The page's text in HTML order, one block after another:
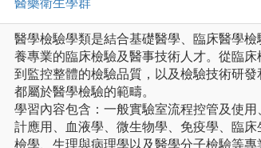
醫藥衛生學群
醫學檢驗學類是結合基礎醫學、臨床醫學
養專業的臨床檢驗及醫事技術人才。從臨床
到監控整體的檢驗品質，以及檢驗技術研發
都屬於醫學檢驗的範疇。
學習內容包含：一般實驗室流程控管及使
計應用、血液學、微生物學、免疫學、臨
檢學、生理與病理學以及醫學分子檢驗等專